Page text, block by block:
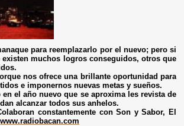
para reemplazarlo por el nuevo; pero si
existen muchos logros conseguidos, otros que
nos ofrece una brillante oportunidad para
e imponernos nuevas metas y sueños.
el año nuevo que se aproxima les revista de
alcanzar todos sus anhelos.
constantemente con Son y Sabor, El
www.radiobacan.com